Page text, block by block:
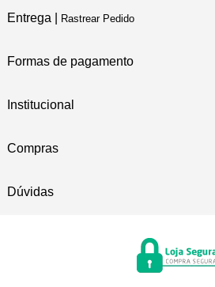
Entrega | Rastrear Pedido
Formas de pagamento
Institucional
Compras
Dúvidas